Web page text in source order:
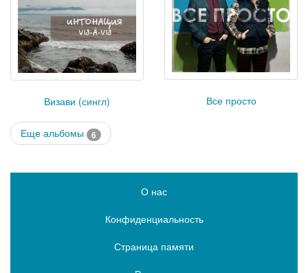
Визави (сингл) Все просто
Еще альбомы 6
О нас
Конфиденциальность
Страница памяти